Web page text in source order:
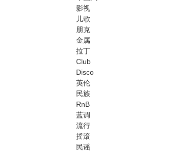
co
m
影视
儿歌
朋克
金属
拉丁
Club
Disco
英伦
民族
RnB
蓝调
流行
摇滚
民谣